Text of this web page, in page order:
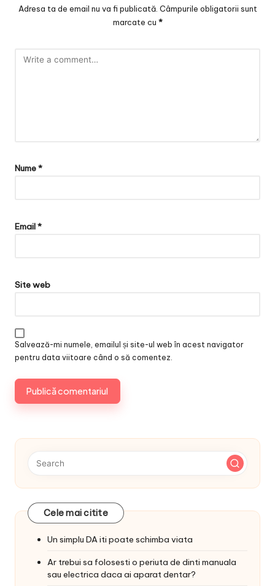
Adresa ta de email nu va fi publicată. Câmpurile obligatorii sunt
marcate cu *
Nume*
Email*
Site web
Salvează-mi numele, emailul și site-ul web în acest navigator
pentru data viitoare când o să comentez.
Cele mai citite
Un simplu DA iti poate schimba viata
Ar trebui sa folosesti o periuta de dinti manuala
sau electrica daca ai aparat dentar?